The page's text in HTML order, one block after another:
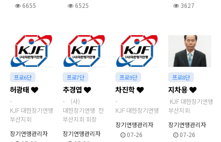
6655
6525
3627
프로6단
허광태
-
KJF 대한장기연맹
부산지회
장기연맹관리자
프로7단
추경엽
- (사)
대한장기연맹 전
부산지회 회장
장기연맹관리자
프로9단
차진학
-
KJF 대한장기연맹
장기연맹관리자
07-26
프로8단
지차용
KJF 대한장기연맹
부산지회
장기연맹관리자
07-26